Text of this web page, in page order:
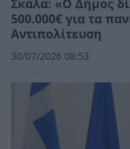
Σκάλα: «Ο Δήμος
500.000€ για τα
Αντιπολίτευση
30/07/2026 08:53